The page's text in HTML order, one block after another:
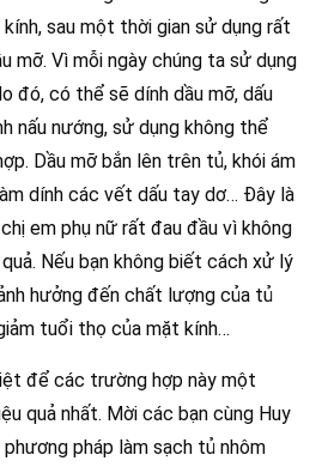
sau một thời gian sử dụng rất
mỡ. Vì mỗi ngày chúng ta sử dụng
đó, có thể sẽ dính dầu mỡ, dấu
nấu nướng, sử dụng không thể
Dầu mỡ bắn lên trên tủ, khói ám
dính các vết dấu tay dơ… Đây là
em phụ nữ rất đau đầu vì không
Nếu bạn không biết cách xử lý
hưởng đến chất lượng của tủ
tuổi thọ của mặt kính…
để các trường hợp này một
quả nhất. Mời các bạn cùng Huy
pháp làm sạch tủ nhôm